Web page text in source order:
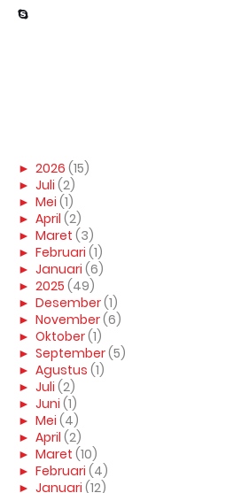
► 2026 (15)
► Juli (2)
► Mei (1)
► April (2)
► Maret (3)
► Februari (1)
► Januari (6)
► 2025 (49)
► Desember(1)
► November(6)
► Oktober(1)
► September(5)
► Agustus (1)
► Juli (2)
► Juni (1)
► Mei (4)
► April (2)
► Maret (10)
► Februari (4)
► Januari (12)